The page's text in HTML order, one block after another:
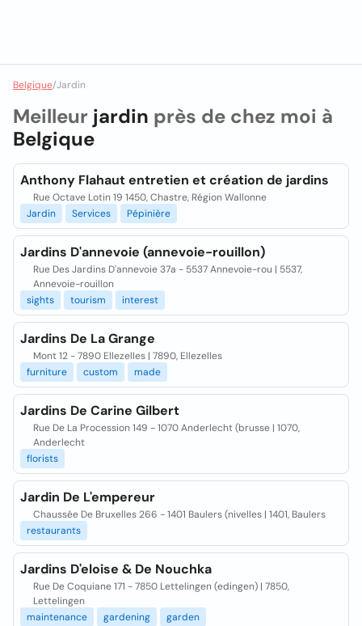
Belgique/Jardin
Meilleur jardin près de chez moi à
Belgique
Anthony Flahaut entretien et création de jardins
Rue Octave Lotin 19 1450, Chastre, Région Wallonne
Jardin
Services Pépinière
Jardins D'annevoie (annevoie-rouillon)
Rue Des Jardins D'annevoie 37a - 5537 Annevoie-rou | 5537,
Annevoie-rouillon
sights
tourism interest
Jardins De La Grange
Mont 12 - 7890 Ellezelles | 7890, Ellezelles
furniture
custom made
Jardins De Carine Gilbert
Rue De La Procession 149 - 1070 Anderlecht (brusse | 1070,
Anderlecht
florists
Jardin De L'empereur
Chaussée De Bruxelles 266 - 1401 Baulers (nivelles | 1401, Baulers
restaurants
Jardins D'eloise & De Nouchka
Rue De Coquiane 171 - 7850 Lettelingen (edingen) | 7850,
Lettelingen
maintenance
gardening garden